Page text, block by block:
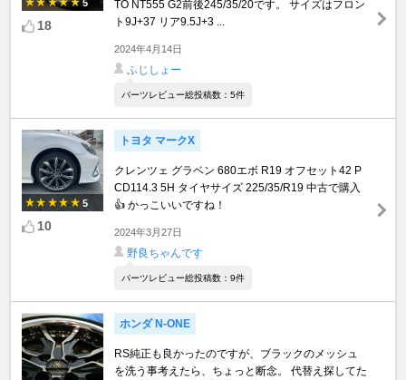
5
18
TO NT555 G2前後245/35/20です。 サイズはフロン
ト9J+37 リア9.5J+3 ...
2024年4月14日
ふじしょー
パーツレビュー総投稿数：5件
5
10
トヨタ マークX
クレンツェ グラベン 680エボ R19 オフセット42 P
CD114.3 5H タイヤサイズ 225/35/R19 中古で購入
👍 かっこいいですね！
2024年3月27日
野良ちゃんです
パーツレビュー総投稿数：9件
ホンダ N-ONE
RS純正も良かったのですが、ブラックのメッシュ
を洗う事考えたら、ちょっと断念。 代替え探してた